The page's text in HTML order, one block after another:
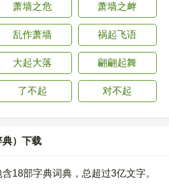
萧墙之危 萧墙之衅
乱作萧墙 祸起飞语
大起大落 翩翩起舞
了不起 对不起
典）下载
18部字典词典，总超过3亿文字。